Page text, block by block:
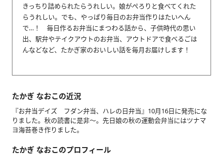
きっちり詰められたらうれしい。娘がぺろりと食べてくれた
らうれしい。でも、やっぱり毎日のお弁当作りはたいへん
で…！ 毎日作るお弁当にまつわる話から、子供時代の思い
出、駅弁やテイクアウトのお弁当、アウトドアで食べるごは
んなどなど、たかぎ家のおいしい話を毎月お届けします！
たかぎ なおこの近況
『お弁当デイズ フダン弁当、ハレの日弁当』10月16日に発売にな
りました。秋の読書に是非～。先日娘の秋の運動会弁当にはツナマ
ヨ海苔巻き作りました。
たかぎ なおこのプロフィール